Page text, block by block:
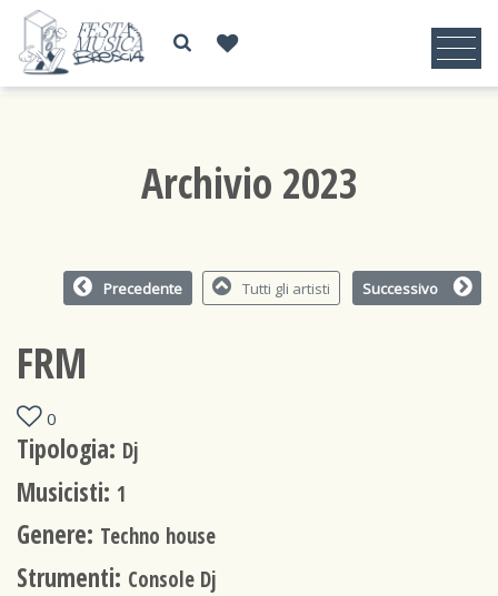
Archivio 2023
Precedente Tutti gli artisti Successivo
FRM
0
Tipologia: Dj
Musicisti: 1
Genere: Techno house
Strumenti: Console Dj